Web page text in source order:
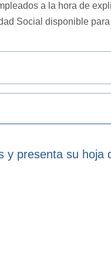
a la hora de
Social disponible
y presenta su hoja